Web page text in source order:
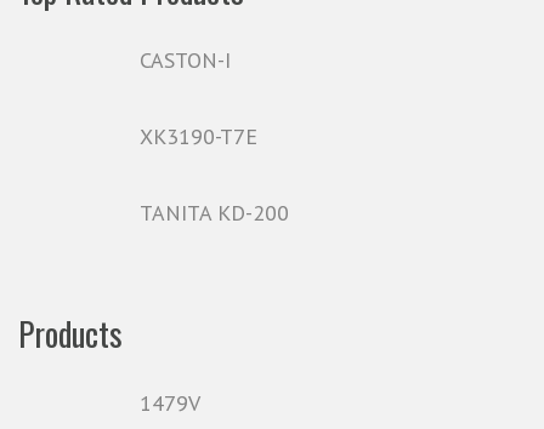
CASTON-I
XK3190-T7E
TANITA KD-200
Products
1479V